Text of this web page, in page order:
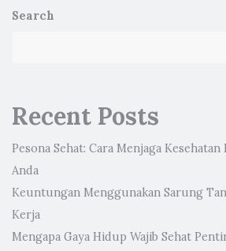
Search
Recent Posts
Pesona Sehat: Cara Menjaga
Anda
Keuntungan Menggunakan Sarung
Kerja
Mengapa Gaya Hidup Wajib Sehat